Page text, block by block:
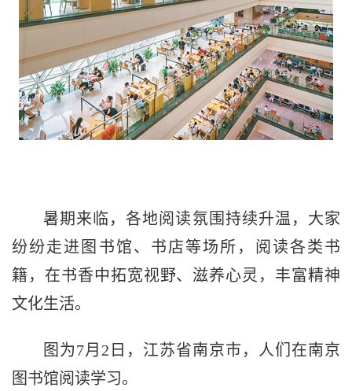
暑期来临，各地阅读氛围持续升温，大家
纷纷走进图书馆、书店等场所，阅读各类书
籍，在书香中拓宽视野、滋养心灵，丰富精神
文化生活。
图为7月2日，江苏省南京市，人们在南京
图书馆阅读学习。